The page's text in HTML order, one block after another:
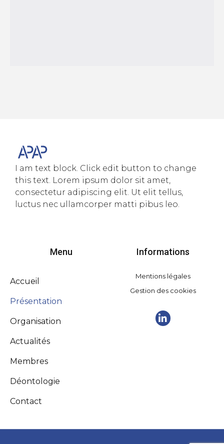
I am text block. Click edit button to change
this text. Lorem ipsum dolor sit amet,
consectetur adipiscing elit. Ut elit tellus,
luctus nec ullamcorper matti pibus leo.
Menu
Accueil
Présentation
Organisation
Actualités
Membres
Déontologie
Contact
Informations
Mentions légales
Gestion des cookies